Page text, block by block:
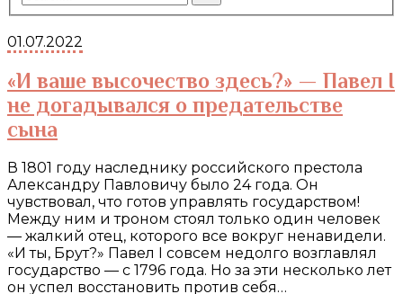
01.07.2022
«И ваше высочество здесь?» — Павел I
не догадывался о предательстве
сына
В 1801 году наследнику российского престола
Александру Павловичу было 24 года. Он
чувствовал, что готов управлять государством!
Между ним и троном стоял только один человек
— жалкий отец, которого все вокруг ненавидели.
«И ты, Брут?» Павел I совсем недолго возглавлял
государство — с 1796 года. Но за эти несколько лет
он успел восстановить против себя…